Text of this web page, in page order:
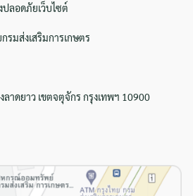
ลอดภัยเว็บไซต์
รมส่งเสริมการเกษตร
าดยาว เขตจตุจักร กรุงเทพฯ 10900